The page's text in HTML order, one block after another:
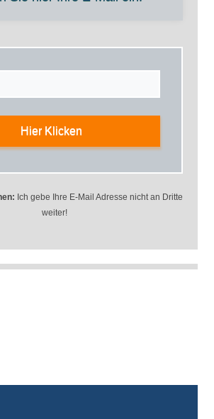
Hier Klicken
Ich gebe Ihre E-Mail Adresse nicht an Dritte
weiter!